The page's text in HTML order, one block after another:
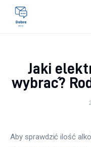
Lifestyle
Kunchnia i
Jaki
wybrać?
Aby sprawdzić ilość